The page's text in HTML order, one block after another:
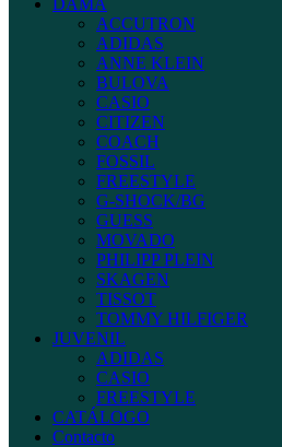
DAMA
ACCUTRON
ADIDAS
ANNE KLEIN
BULOVA
CASIO
CITIZEN
COACH
FOSSIL
FREESTYLE
G-SHOCK/BG
GUESS
MOVADO
PHILIPP PLEIN
SKAGEN
TISSOT
TOMMY HILFIGER
JUVENIL
ADIDAS
CASIO
FREESTYLE
CATÁLOGO
Contacto